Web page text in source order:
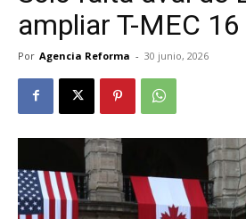
ampliar T-MEC
Por Agencia Reforma - 30 junio, 2026